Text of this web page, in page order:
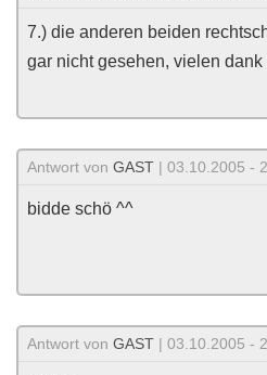
7.) die anderen beiden
gar nicht gesehen, vielen dank
Antwort von GAST | 03.10.2005 -
bidde schö ^^
Antwort von GAST | 03.10.2005 -